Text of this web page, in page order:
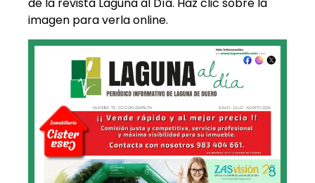
de la revista Laguna al Día. Haz clic sobre la
imagen para verla online.